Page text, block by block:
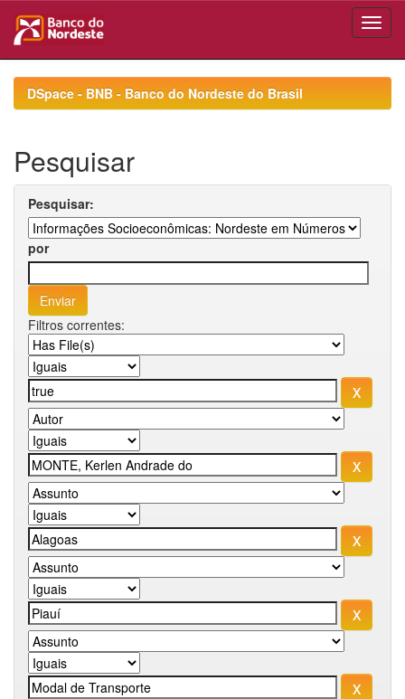
navigationDSpace - BNB - Banco do Nordeste do Brasil
Pesquisar
Pesquisar:
por
Filtros correntes: